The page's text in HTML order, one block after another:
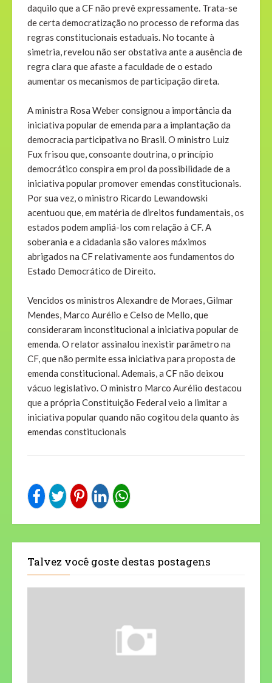
daquilo que a CF não prevê expressamente. Trata-se
de certa democratização no processo de reforma das
regras constitucionais estaduais. No tocante à
simetria, revelou não ser obstativa ante a ausência de
regra clara que afaste a faculdade de o estado
aumentar os mecanismos de participação direta.
A ministra Rosa Weber consignou a importância da
iniciativa popular de emenda para a implantação da
democracia participativa no Brasil. O ministro Luiz
Fux frisou que, consoante doutrina, o princípio
democrático conspira em prol da possibilidade de a
iniciativa popular promover emendas constitucionais.
Por sua vez, o ministro Ricardo Lewandowski
acentuou que, em matéria de direitos fundamentais, os
estados podem ampliá-los com relação à CF. A
soberania e a cidadania são valores máximos
abrigados na CF relativamente aos fundamentos do
Estado Democrático de Direito.
Vencidos os ministros Alexandre de Moraes, Gilmar
Mendes, Marco Aurélio e Celso de Mello, que
consideraram inconstitucional a iniciativa popular de
emenda. O relator assinalou inexistir parâmetro na
CF, que não permite essa iniciativa para proposta de
emenda constitucional. Ademais, a CF não deixou
vácuo legislativo. O ministro Marco Aurélio destacou
que a própria Constituição Federal veio a limitar a
iniciativa popular quando não cogitou dela quanto às
emendas constitucionais
Talvez você goste destas postagens